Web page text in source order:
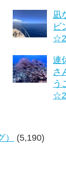
凪
ビ
連
さ
う
(5,190)